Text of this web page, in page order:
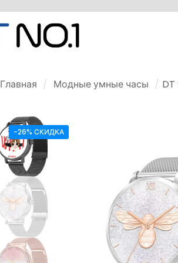
Главная / Модные умные часы / DT
-26% СКИДКА